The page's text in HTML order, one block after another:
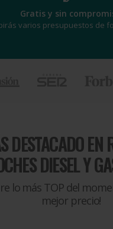
Gratis y sin
varios presupuestos de
DESTACADO EN
DIESEL Y
lo más TOP del
mejor precio!